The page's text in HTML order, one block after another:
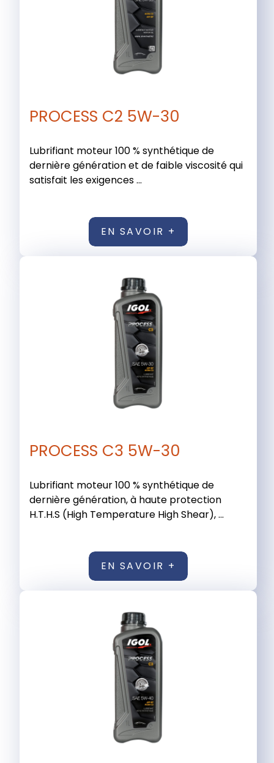
PROCESS C2 5W-30
Lubrifiant moteur 100 % synthétique de
dernière génération et de faible viscosité qui
satisfait les exigences ...
EN SAVOIR +
PROCESS C3 5W-30
Lubrifiant moteur 100 % synthétique de
dernière génération, à haute protection
H.T.H.S (High Temperature High Shear), ...
EN SAVOIR +